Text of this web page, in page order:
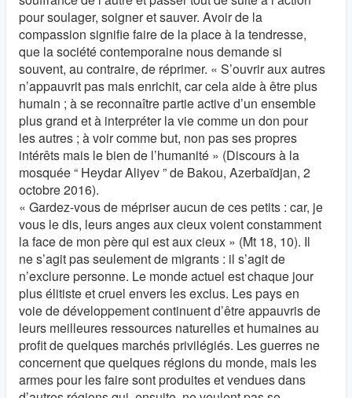
pour soulager, soigner et sauver. Avoir de la
compassion signifie faire de la place à la tendresse,
que la société contemporaine nous demande si
souvent, au contraire, de réprimer. « S’ouvrir aux autres
n’appauvrit pas mais enrichit, car cela aide à être plus
humain ; à se reconnaître partie active d’un ensemble
plus grand et à interpréter la vie comme un don pour
les autres ; à voir comme but, non pas ses propres
intérêts mais le bien de l’humanité » (Discours à la
mosquée “ Heydar Aliyev ” de Bakou, Azerbaïdjan, 2
octobre 2016).
« Gardez-vous de mépriser aucun de ces petits : car, je
vous le dis, leurs anges aux cieux voient constamment
la face de mon père qui est aux cieux » (Mt 18, 10). Il
ne s’agit pas seulement de migrants : il s’agit de
n’exclure personne. Le monde actuel est chaque jour
plus élitiste et cruel envers les exclus. Les pays en
voie de développement continuent d’être appauvris de
leurs meilleures ressources naturelles et humaines au
profit de quelques marchés privilégiés. Les guerres ne
concernent que quelques régions du monde, mais les
armes pour les faire sont produites et vendues dans